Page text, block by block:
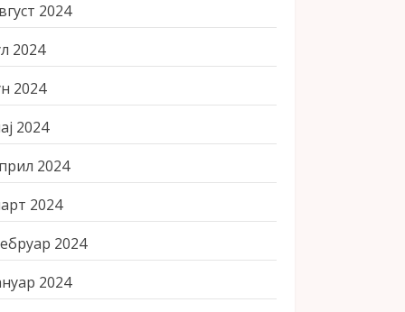
2024
2024
2024
2024
2024
2024
2024
2024